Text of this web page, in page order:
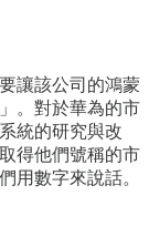
讓該公司的鴻蒙
。對於華為的市
統的研究與改
得他們號稱的市
用數字來說話。